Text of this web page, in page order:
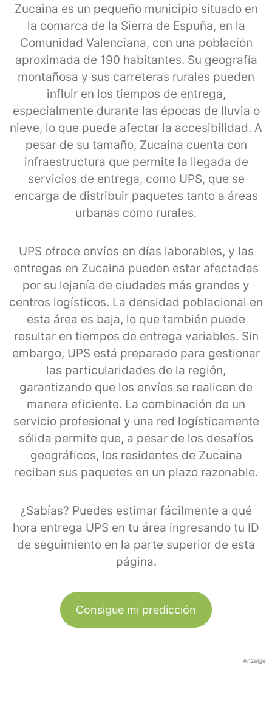
Zucaina es un pequeño municipio situado en
la comarca de la Sierra de Espuña, en la
Comunidad Valenciana, con una población
aproximada de 190 habitantes. Su geografía
montañosa y sus carreteras rurales pueden
influir en los tiempos de entrega,
especialmente durante las épocas de lluvia o
nieve, lo que puede afectar la accesibilidad. A
pesar de su tamaño, Zucaina cuenta con
infraestructura que permite la llegada de
servicios de entrega, como UPS, que se
encarga de distribuir paquetes tanto a áreas
urbanas como rurales.
UPS ofrece envíos en días laborables, y las
entregas en Zucaina pueden estar afectadas
por su lejanía de ciudades más grandes y
centros logísticos. La densidad poblacional en
esta área es baja, lo que también puede
resultar en tiempos de entrega variables. Sin
embargo, UPS está preparado para gestionar
las particularidades de la región,
garantizando que los envíos se realicen de
manera eficiente. La combinación de un
servicio profesional y una red logísticamente
sólida permite que, a pesar de los desafíos
geográficos, los residentes de Zucaina
reciban sus paquetes en un plazo razonable.
¿Sabías? Puedes estimar fácilmente a qué
hora entrega UPS en tu área ingresando tu ID
de seguimiento en la parte superior de esta
página.
Consigue mi predicción
Anzeige